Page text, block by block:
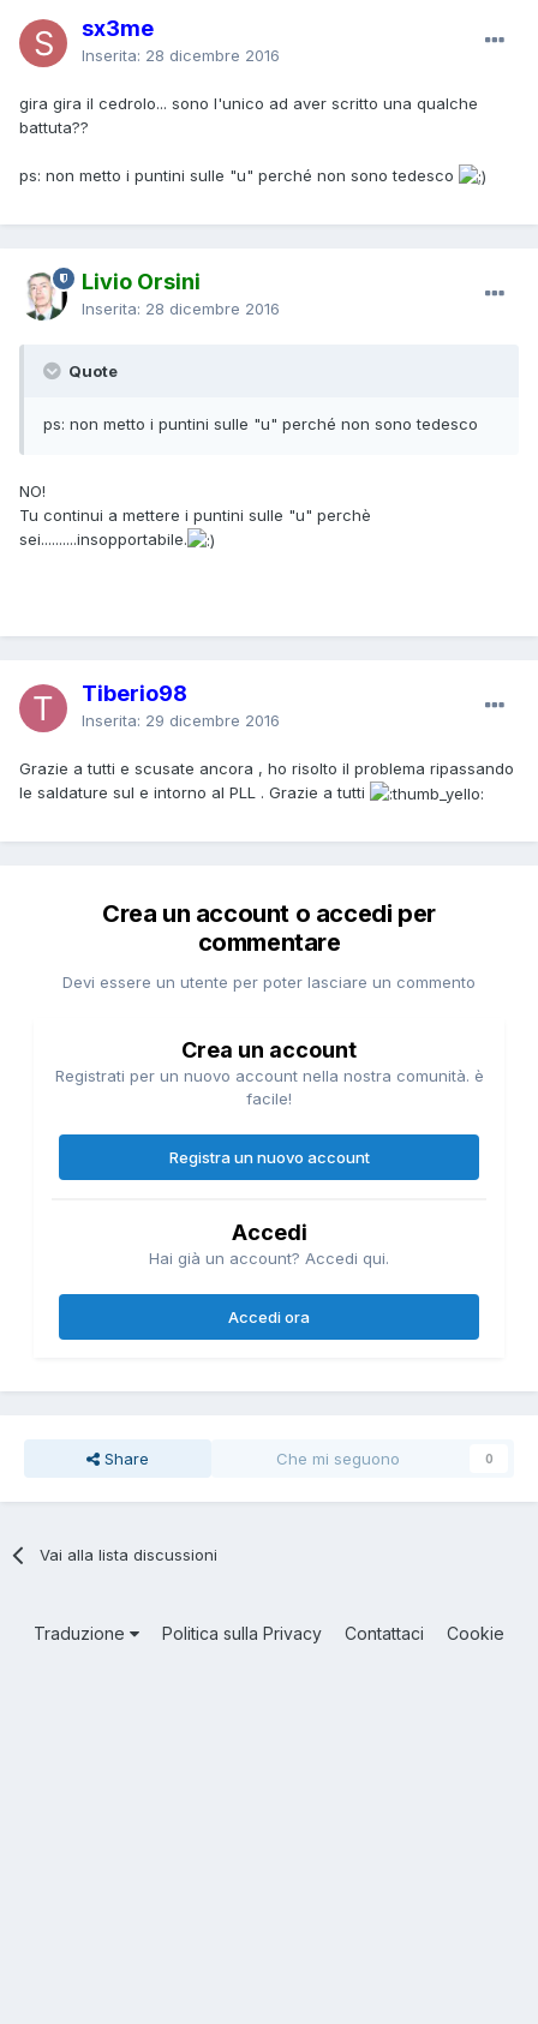
sx3me
Inserita: 28 dicembre 2016
gira gira il cedrolo... sono l'unico ad aver scritto una qualche
battuta??
ps: non metto i puntini sulle "u" perché non sono tedesco
Livio Orsini
Inserita: 28 dicembre 2016
Quote
ps: non metto i puntini sulle "u" perché non sono tedesco
NO!
Tu continui a mettere i puntini sulle "u" perchè
sei..........insopportabile.
Tiberio98
Inserita: 29 dicembre 2016
Grazie a tutti e scusate ancora , ho risolto il problema ripassando
le saldature sul e intorno al PLL . Grazie a tutti
Crea un account o accedi per
commentare
Devi essere un utente per poter lasciare un commento
Crea un account
Registrati per un nuovo account nella nostra comunità. è
facile!
Registra un nuovo account
Accedi
Hai già un account? Accedi qui.
Accedi ora
Share Che mi seguono 0
Vai alla lista discussioni
Traduzione Politica sulla Privacy Contattaci Cookie